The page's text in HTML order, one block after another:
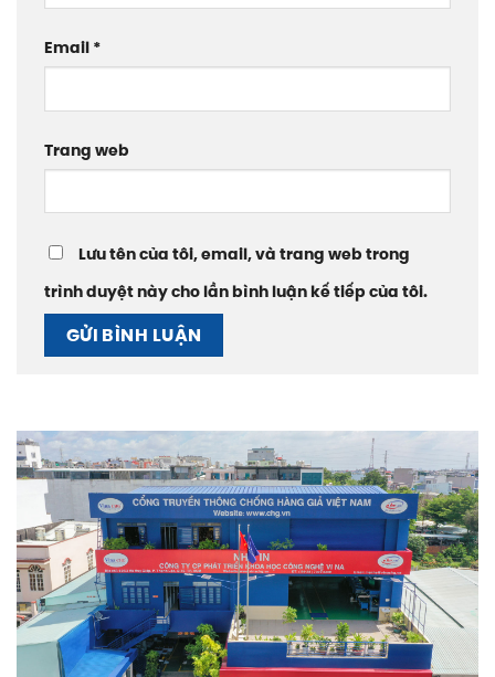
Email *
Trang web
Lưu tên của tôi, email, và trang web trong
trình duyệt này cho lần bình luận kế tiếp của tôi.